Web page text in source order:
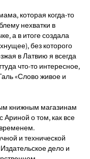
которая когда-то
нехватки в
а в итоге создала
без которого
в Латвию я всегда
что-то интересное,
«Слово живое и
книжным магазинам
о том, как все
и технической
дело и